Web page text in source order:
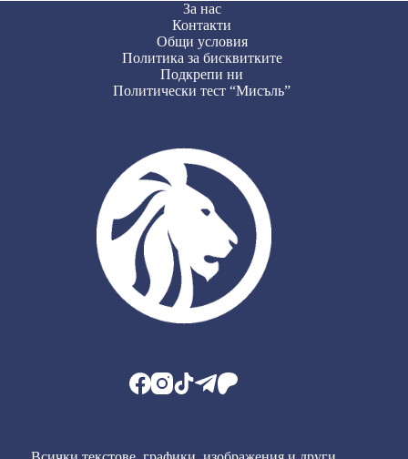
За нас
Контакти
Общи условия
Политика за бисквитките
Подкрепи ни
Политически тест “Мисъль”